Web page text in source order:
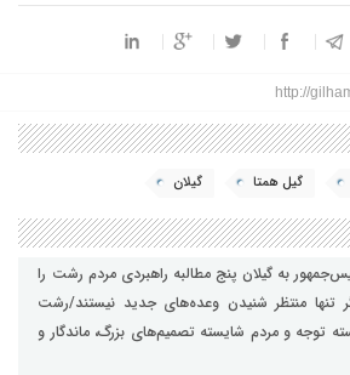
http://
گیل همتا گیلان
به گیلان پنج مطالبه راهبردی مردم رشت را
تنها منتظر شنیدن وعده‌های جدید نیستند/رشت
توجه و مردم شایسته تصمیم‌های بزرگ، ماندگار و